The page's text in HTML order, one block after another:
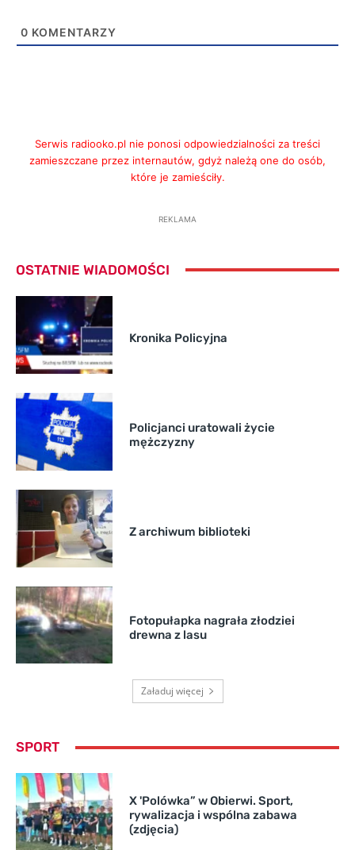
0 KOMENTARZY
Serwis radiooko.pl nie ponosi odpowiedzialności za treści
zamieszczane przez internautów, gdyż należą one do osób,
które je zamieściły.
REKLAMA
OSTATNIE WIADOMOŚCI
Kronika Policyjna
Policjanci uratowali życie
mężczyzny
Z archiwum biblioteki
Fotopułapka nagrała złodziei
drewna z lasu
Załaduj więcej
SPORT
X 'Polówka” w Obierwi. Sport,
rywalizacja i wspólna zabawa
(zdjęcia)